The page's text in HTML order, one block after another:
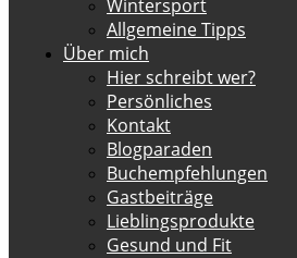
Wintersport
Allgemeine Tipps
Über mich
Hier schreibt wer?
Persönliches
Kontakt
Blogparaden
Buchempfehlungen
Gastbeiträge
Lieblingsprodukte
Gesund und Fit